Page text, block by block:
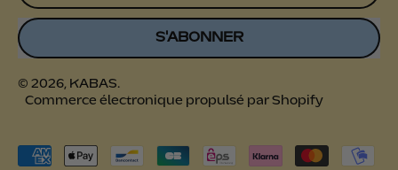
S'ABONNER
© 2026, KABAS.
Commerce électronique propulsé par Shopify
Paiements